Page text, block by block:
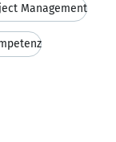
Management